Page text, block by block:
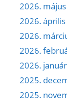
2026. május
2026. április
2026.
2026.
2026. január
2025.
2025.